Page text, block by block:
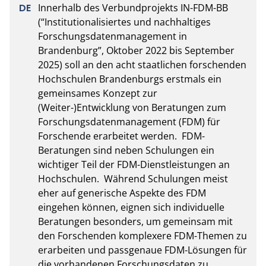
Innerhalb des Verbundprojekts IN-FDM-BB
(“Institutionalisiertes und nachhaltiges
Forschungsdatenmanagement in
Brandenburg”, Oktober 2022 bis September
2025) soll an den acht staatlichen forschenden
Hochschulen Brandenburgs erstmals ein
gemeinsames Konzept zur
(Weiter-)Entwicklung von Beratungen zum
Forschungsdatenmanagement (FDM) für
Forschende erarbeitet werden.  FDM-
Beratungen sind neben Schulungen ein
wichtiger Teil der FDM-Dienstleistungen an
Hochschulen.  Während Schulungen meist
eher auf generische Aspekte des FDM
eingehen können, eignen sich individuelle
Beratungen besonders, um gemeinsam mit
den Forschenden komplexere FDM-Themen zu
erarbeiten und passgenaue FDM-Lösungen für